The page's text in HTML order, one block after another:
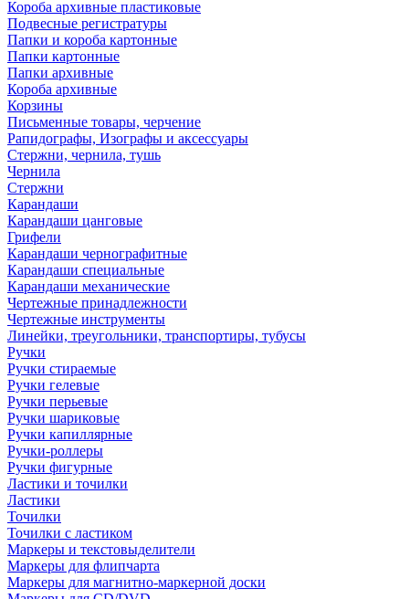
Короба архивные пластиковые
Подвесные регистратуры
Папки и короба картонные
Папки картонные
Папки архивные
Короба архивные
Корзины
Письменные товары, черчение
Рапидографы, Изографы и аксессуары
Стержни, чернила, тушь
Чернила
Стержни
Карандаши
Карандаши цанговые
Грифели
Карандаши чернографитные
Карандаши специальные
Карандаши механические
Чертежные принадлежности
Чертежные инструменты
Линейки, треугольники, транспортиры, тубусы
Ручки
Ручки стираемые
Ручки гелевые
Ручки перьевые
Ручки шариковые
Ручки капиллярные
Ручки-роллеры
Ручки фигурные
Ластики и точилки
Ластики
Точилки
Точилки с ластиком
Маркеры и текстовыделители
Маркеры для флипчарта
Маркеры для магнитно-маркерной доски